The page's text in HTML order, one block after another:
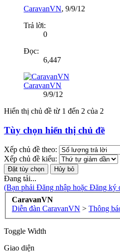
CaravanVN, 9/9/12
Trả lời:
0
Đọc:
6,447
CaravanVN
9/9/12
Hiển thị chủ đề từ 1 đến 2 của 2
Tùy chọn hiển thị chủ đề
Xếp chủ đề theo:
Xếp chủ đề kiểu:
Đang tải...
(Bạn phải Đăng nhập hoặc Đăng ký
CaravanVN
Diễn đàn CaravanVN > Thông
Toggle Width
Giao diện